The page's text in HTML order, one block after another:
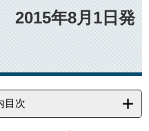
年8月1日発
目次